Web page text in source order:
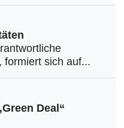
formiert sich auf...
Deal“